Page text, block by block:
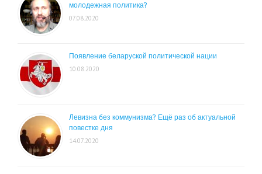
молодежная политика?
07.08.2020
Появление беларуской политической нации
10.08.2020
Левизна без коммунизма? Ещё раз об актуальной
повестке дня
14.07.2020